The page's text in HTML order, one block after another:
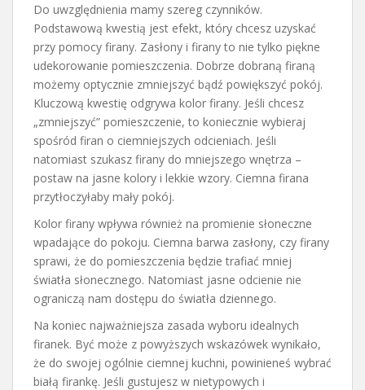
Do uwzględnienia mamy szereg czynników.
Podstawową kwestią jest efekt, który chcesz uzyskać
przy pomocy firany. Zasłony i firany to nie tylko piękne
udekorowanie pomieszczenia. Dobrze dobraną firaną
możemy optycznie zmniejszyć bądź powiększyć pokój.
Kluczową kwestię odgrywa kolor firany. Jeśli chcesz
„zmniejszyć” pomieszczenie, to koniecznie wybieraj
spośród firan o ciemniejszych odcieniach. Jeśli
natomiast szukasz firany do mniejszego wnętrza –
postaw na jasne kolory i lekkie wzory. Ciemna firana
przytłoczyłaby mały pokój.
Kolor firany wpływa również na promienie słoneczne
wpadające do pokoju. Ciemna barwa zasłony, czy firany
sprawi, że do pomieszczenia będzie trafiać mniej
światła słonecznego. Natomiast jasne odcienie nie
ograniczą nam dostępu do światła dziennego.
Na koniec najważniejsza zasada wyboru idealnych
firanek. Być może z powyższych wskazówek wynikało,
że do swojej ogólnie ciemnej kuchni, powinieneś wybrać
białą firankę. Jeśli gustujesz w nietypowych i